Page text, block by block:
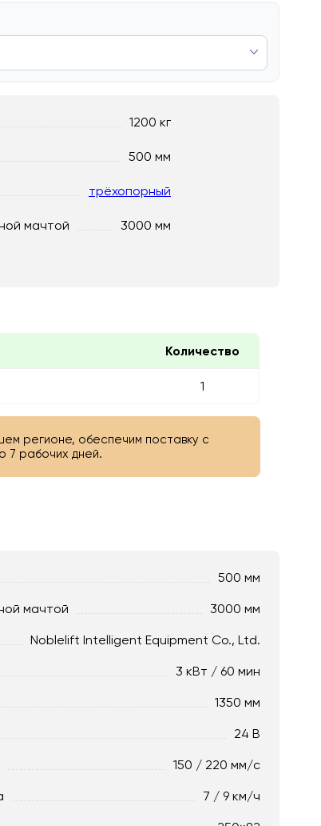
1200 кг
500 мм
трёхопорный
мачтой 3000 мм
Количество
1
регионе, обеспечим поставку с
7 рабочих дней.
500 мм
мачтой 3000 мм
Noblelift Intelligent Equipment Co., Ltd.
3 кВт / 60 мин
1350 мм
24 В
150 / 220 мм/с
7 / 9 км/ч